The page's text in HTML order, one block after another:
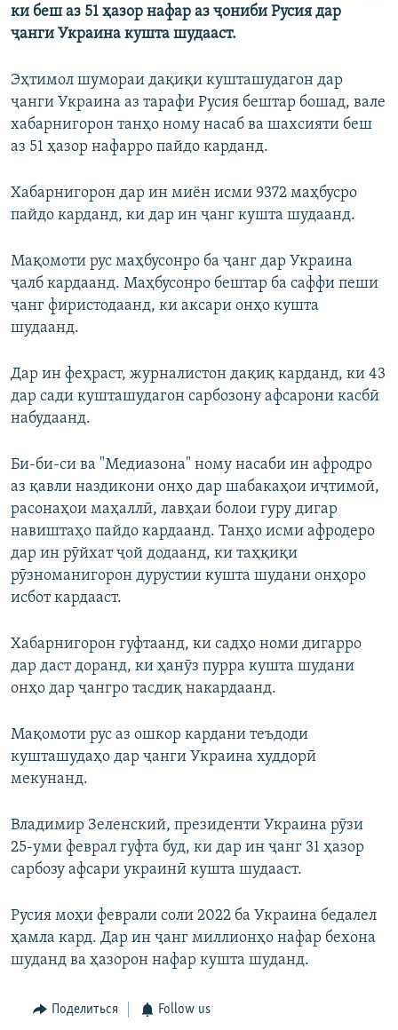
ки беш аз 51 ҳазор нафар аз ҷониби Русия дар
ҷанги Украина кушта шудааст.
Эҳтимол шумораи дақиқи кушташудагон дар
ҷанги Украина аз тарафи Русия бештар бошад, вале
хабарнигорон танҳо ному насаб ва шахсияти беш
аз 51 ҳазор нафарро пайдо карданд.
Хабарнигорон дар ин миён исми 9372 маҳбусро
пайдо карданд, ки дар ин ҷанг кушта шудаанд.
Мақомоти рус маҳбусонро ба ҷанг дар Украина
ҷалб кардаанд. Маҳбусонро бештар ба саффи пеши
ҷанг фиристодаанд, ки аксари онҳо кушта
шудаанд.
Дар ин феҳраст, журналистон дақиқ карданд, ки 43
дар сади кушташудагон сарбозону афсарони касбӣ
набудаанд.
Би-би-си ва "Медиазона" ному насаби ин афродро
аз қавли наздикони онҳо дар шабакаҳои иҷтимоӣ,
расонаҳои маҳаллӣ, лавҳаи болои гуру дигар
навиштаҳо пайдо кардаанд. Танҳо исми афродеро
дар ин рӯйхат ҷой додаанд, ки таҳқиқи
рӯзноманигорон дурустии кушта шудани онҳоро
исбот кардааст.
Хабарнигорон гуфтаанд, ки садҳо номи дигарро
дар даст доранд, ки ҳанӯз пурра кушта шудани
онҳо дар ҷангро тасдиқ накардаанд.
Мақомоти рус аз ошкор кардани теъдоди
кушташудаҳо дар ҷанги Украина худдорӣ
мекунанд.
Владимир Зеленский, президенти Украина рӯзи
25-уми феврал гуфта буд, ки дар ин ҷанг 31 ҳазор
сарбозу афсари украинӣ кушта шудааст.
Русия моҳи феврали соли 2022 ба Украина бедалел
ҳамла кард. Дар ин ҷанг миллионҳо нафар бехона
шуданд ва ҳазорон нафар кушта шуданд.
Поделиться Follow us